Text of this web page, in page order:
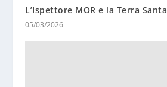
L’Ispettore MOR e la Terra Santa
05/03/2026